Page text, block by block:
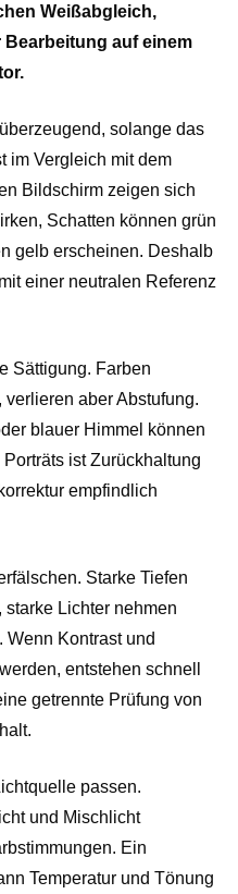
Weißabgleich,
auf einem
solange das
im Vergleich mit dem
Bildschirm zeigen sich
Schatten können grün
gelb erscheinen. Deshalb
einer neutralen Referenz
Sättigung. Farben
aber Abstufung.
blauer Himmel können
ist Zurückhaltung
empfindlich
Starke Tiefen
Lichter nehmen
Kontrast und
entstehen schnell
getrennte Prüfung von
passen.
und Mischlicht
Ein
Temperatur und Tönung